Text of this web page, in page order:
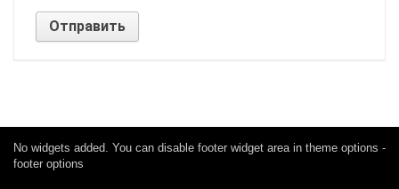
No widgets added. You can disable footer widget area in theme options -
footer options